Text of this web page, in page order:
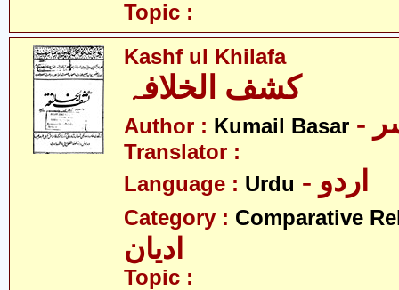
Topic :
Kashf ul Khilafa
کشف الخلافہ
Author : Kumail Basar
Translator :
Language : Urdu - اردو
Category : Comparative
ادیان
Topic :